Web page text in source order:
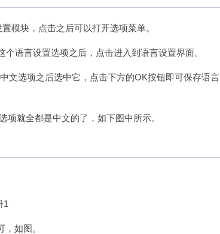
模块，点击之后可以打开选项菜单。
语言设置选项之后，点击进入到语言设置界面。
文选项之后选中它，点击下方的OK按钮即可保存语
就全都是中文的了，如下图中所示。
如图。